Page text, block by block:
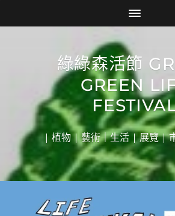
綠綠森活節
GREEN
| 植物 | 藝術｜生活 | 展覽 |